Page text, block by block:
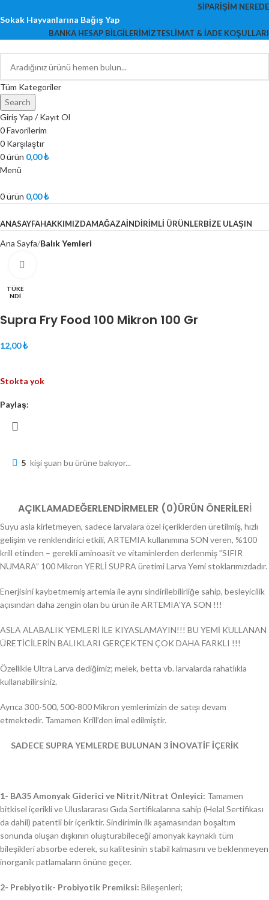
SIPARIŞIM NEREDE
Sokak Hayvanlarına Bağış Yap
BANKA HESAP BILGILERIMIZTESLIMAT & İADE KOŞULLARI
Tüm Kategoriler
Search
Giriş Yap / Kayıt Ol
0Favorilerim
0 Karşılaştır
0ürün 0,00₺
Menü
0ürün 0,00₺
ANASAYFAHAKKIMIZDAMAĞAZAİNDIRIMLI ÜRÜNLERBIZE ULAŞIN
Ana Sayfa Balık Yemleri
TÜKE
NDI
Supra Fry Food 100 Mikron 100 Gr
₺
Stokta yok
Paylaş:
5 kişi şuan bu ürüne bakıyor...
AÇIKLAMADEĞERLENDIRMELER (0)ÜRÜN ÖNERILERI
Suyu asla kirletmeyen, sadece larvalara özel içeriklerden üretilmiş, hızlı
gelişim ve renklendirici etkili, ARTEMIA kullanımına SON veren, %100
krill etinden – gerekli aminoasit ve vitaminlerden derlenmiş ”SIFIR
NUMARA” 100 Mikron YERLİ SUPRA üretimi Larva Yemi stoklarımızdadır.
Enerjisini kaybetmemiş artemia ile aynı sindirilebilirliğe sahip, besleyicilik
açısından daha zengin olan bu ürün ile ARTEMIA’YA SON !!!
ASLA ALABALIK YEMLERİ İLE KIYASLAMAYIN!!! BU YEMİ KULLANAN
ÜRETİCİLERİN BALIKLARI GERÇEKTEN ÇOK DAHA FARKLI !!!
Özellikle Ultra Larva dediğimiz; melek, betta vb. larvalarda rahatlıkla
kullanabilirsiniz.
Ayrıca 300-500, 500-800 Mikron yemlerimizin de satışı devam
etmektedir. Tamamen Krill’den imal edilmiştir.
SADECE SUPRA YEMLERDE BULUNAN 3 İNOVATİF İÇERİK
1- BA35 Amonyak Giderici ve Nitrit/Nitrat Önleyici: Tamamen
bitkisel içerikli ve Uluslararası Gıda Sertifikalarına sahip (Helal Sertifikası
da dahil) patentli bir içeriktir. Sindirimin ilk aşamasından boşaltım
sonunda oluşan dışkının oluşturabileceği amonyak kaynaklı tüm
bileşikleri absorbe ederek, su kalitesinin stabil kalmasını ve beklenmeyen
inorganik patlamaların önüne geçer.
2- Prebiyotik- Probiyotik Premiksi: Bileşenleri;